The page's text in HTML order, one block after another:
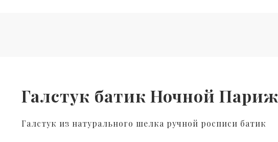
Галстук батик Ночной Париж
Галстук из натурального шелка ручной росписи батик